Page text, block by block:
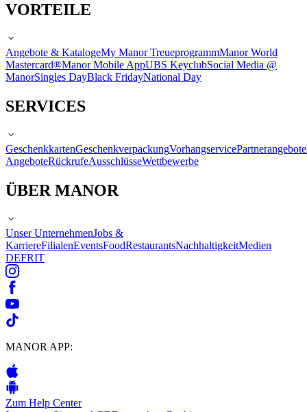
VORTEILE
Angebote & KatalogeMy Manor TreueprogrammManor World
Mastercard®Manor Mobile AppUBS KeyclubSocial Media @
ManorSingles DayBlack FridayNational Day
SERVICES
GeschenkkartenGeschenkverpackungVorhangservicePartnerangebote
AngeboteRückrufeAusschlüsseWettbewerbe
ÜBER MANOR
Unser UnternehmenJobs &
KarriereFilialenEventsFoodRestaurantsNachhaltigkeitMedien
DEFRIT
MANOR APP:
Zum Help Center